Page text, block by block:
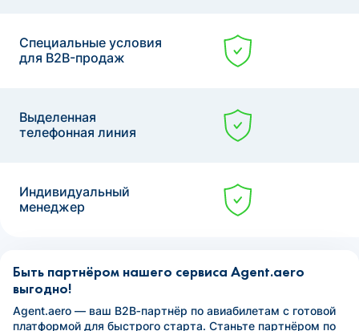
Специальные условия
для B2B-продаж
Выделенная
телефонная линия
Индивидуальный
менеджер
Быть партнёром нашего сервиса Agent.aero
выгодно!
Agent.aero — ваш B2B‑партнёр по авиабилетам с готовой
платформой для быстрого старта. Станьте партнёром по